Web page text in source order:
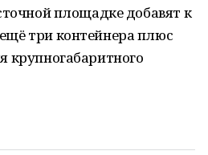
площадке добавят к
три контейнера плюс
крупногабаритного